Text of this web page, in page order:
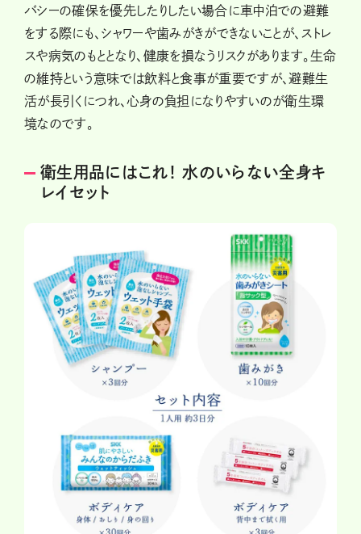
バシーの確保を優先したりしたい場合に車中泊での避難
をする際にも、シャワーや歯みがきができないことが、ストレ
スや病気のもととなり、健康を損なうリスクがあります。生命
の維持という意味では飲料と食事が重要ですが、避難生
活が長引くにつれ、心身の負担になりやすいのが衛生環
境なのです。
衛生用品にはこれ！ 水のいらない全身キ
レイセット